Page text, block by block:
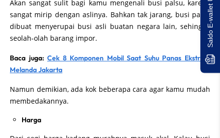
Akan sangat sulit bagi kamu mengenali busi palsu, karena
sangat mirip dengan aslinya. Bahkan tak jarang, busi palsu
dibuat menyerupai busi asli buatan negara lain, sehingga
seolah-olah barang impor.
Baca juga:Cek 8 Komponen Mobil Saat Suhu Panas Ekstrem
Melanda Jakarta
Namun demikian, ada kok beberapa cara agar kamu mudah
membedakannya.
Harga